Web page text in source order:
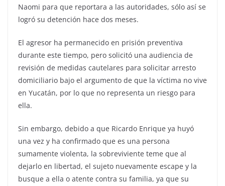
Naomi para que reportara a las autoridades, sólo así se
logró su detención hace dos meses.
El agresor ha permanecido en prisión preventiva
durante este tiempo, pero solicitó una audiencia de
revisión de medidas cautelares para solicitar arresto
domiciliario bajo el argumento de que la víctima no vive
en Yucatán, por lo que no representa un riesgo para
ella.
Sin embargo, debido a que Ricardo Enrique ya huyó
una vez y ha confirmado que es una persona
sumamente violenta, la sobreviviente teme que al
dejarlo en libertad, el sujeto nuevamente escape y la
busque a ella o atente contra su familia, ya que su